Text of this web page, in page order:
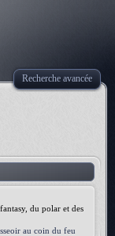
Recherche avancée
du polar et des
au coin du feu